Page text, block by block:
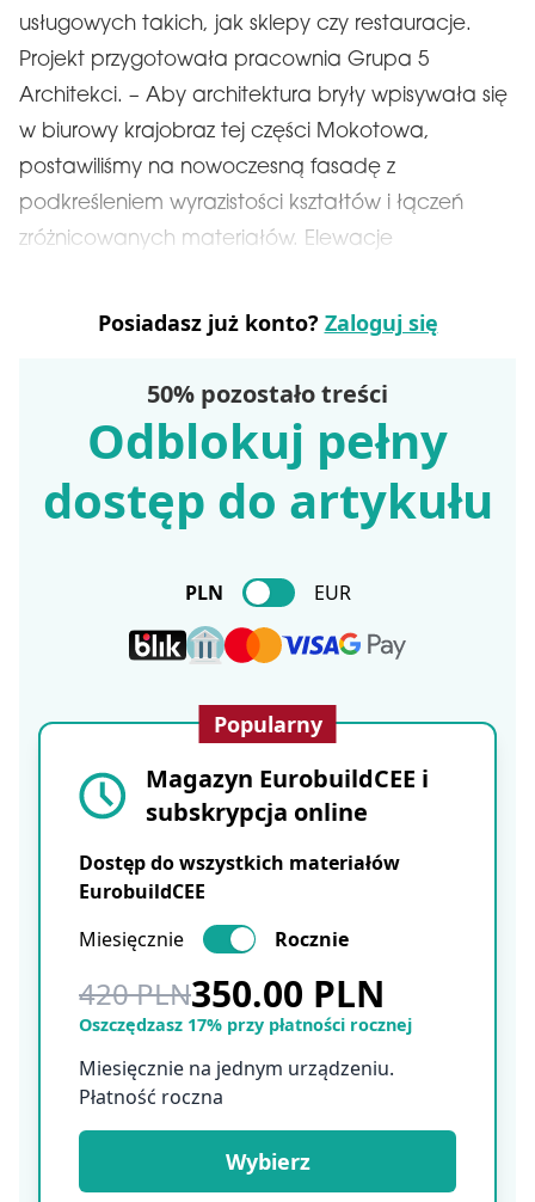
usługowych takich, jak sklepy czy restauracje.
Projekt przygotowała pracownia Grupa 5
Architekci. – Aby architektura bryły wpisywała się
w biurowy krajobraz tej części Mokotowa,
postawiliśmy na nowoczesną fasadę z
podkreśleniem wyrazistości kształtów i łączeń
zróżnicowanych materiałów. Elewacje
Posiadasz już konto? Zaloguj się
50% pozostało treści
Odblokuj pełny
dostęp do artykułu
PLN EUR
Popularny
Magazyn EurobuildCEE i
subskrypcja online
Dostęp do wszystkich materiałów
EurobuildCEE
Miesięcznie
Rocznie
420 PLN350.00 PLN
Oszczędzasz 17% przy płatności rocznej
Miesięcznie na jednym urządzeniu.
Płatność roczna
Wybierz